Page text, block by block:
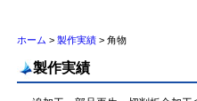
ホーム > 製作実績 > 角物
製作実績